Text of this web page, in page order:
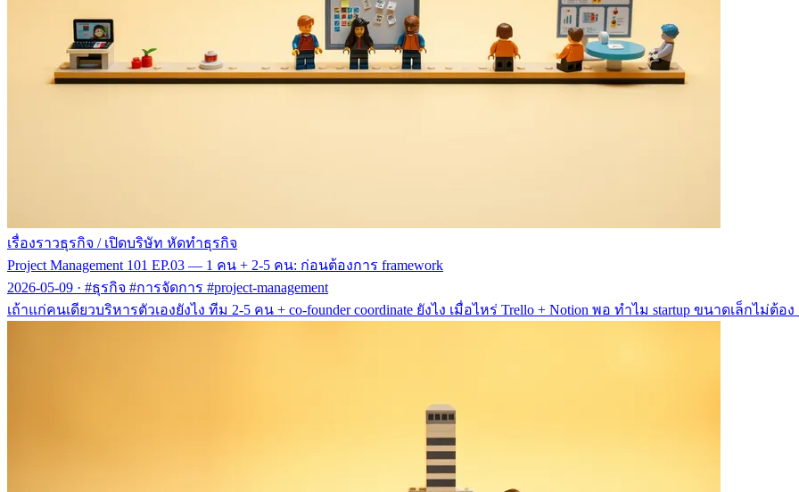
เรื่องราวธุรกิจ / เปิดบริษัท หัดทำธุรกิจ
Project Management 101 EP.03 — 1 คน + 2-5 คน: ก่อนต้องการ framework
2026-05-09 · #ธุรกิจ #การจัดการ #project-management
เถ้าแก่คนเดียวบริหารตัวเองยังไง ทีม 2-5 คน + co-founder coordinate ยังไง เมื่อไหร่ Trello + Notion พอ ทำไม startup ขนาดเล็กไม่ต้อง